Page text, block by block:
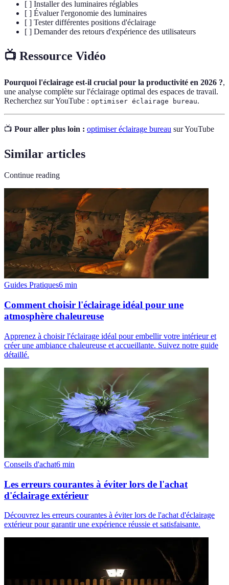
[ ] Installer des luminaires réglables
[ ] Évaluer l'ergonomie des luminaires
[ ] Tester différentes positions d'éclairage
[ ] Demander des retours d'expérience des utilisateurs
📺 Ressource Vidéo
Pourquoi l'éclairage est-il crucial pour la productivité en 2026 ?,
une analyse complète sur l'éclairage optimal des espaces de travail.
Recherchez sur YouTube : optimiser éclairage bureau.
📺 Pour aller plus loin : optimiser éclairage bureau sur YouTube
Similar articles
Continue reading
Guides Pratiques6 min
Comment choisir l'éclairage idéal pour une
atmosphère chaleureuse
Apprenez à choisir l'éclairage idéal pour embellir votre intérieur et
créer une ambiance chaleureuse et accueillante. Suivez notre guide
détaillé.
Conseils d'achat6 min
Les erreurs courantes à éviter lors de l'achat
d'éclairage extérieur
Découvrez les erreurs courantes à éviter lors de l'achat d'éclairage
extérieur pour garantir une expérience réussie et satisfaisante.